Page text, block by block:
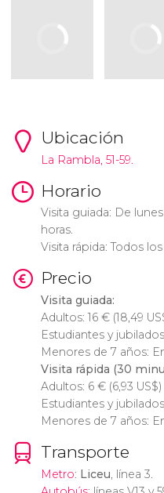
Ubicación
La Rambla, 51-59.
Horario
Visita guiada: De
horas.
Visita rápida: Todos
Precio
Visita guiada:
Adultos: 16 €(18,49
Estudiantes y
Menores de 7 años:
Visita rápida (30
Adultos: 6 €(6,93 US$)
Estudiantes y
Menores de 7 años:
Transporte
Metro: Liceu, línea 3.